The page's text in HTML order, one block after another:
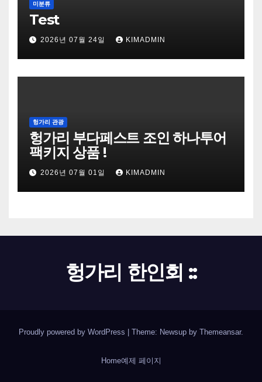
미분류
Test
2026년 07월 24일 KIMADMIN
헝가리 관광
헝가리 부다페스트 조인 하나투어
팩키지 상품 !
2026년 07월 01일 KIMADMIN
헝가리 한인회 ::
Proudly powered by WordPress Theme: Newsup by Themeansar.
Home예제 페이지